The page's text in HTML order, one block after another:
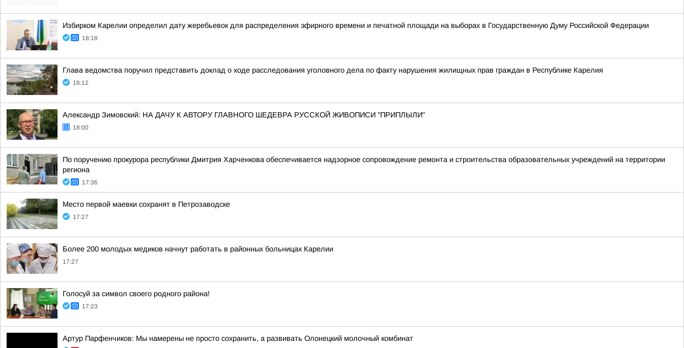
Избирком Карелии определил дату жеребьевок для распределения эфирного времени и печатной площади на выборах в Государственную Думу Российской Федерации
18:18
Глава ведомства поручил представить доклад о ходе расследования уголовного дела по факту нарушения жилищных прав граждан в Республике Карелия
18:12
Александр Зимовский: НА ДАЧУ К АВТОРУ ГЛАВНОГО ШЕДЕВРА РУССКОЙ ЖИВОПИСИ "ПРИПЛЫЛИ"
18:00
По поручению прокурора республики Дмитрия Харченкова обеспечивается надзорное сопровождение ремонта и строительства образовательных учреждений на территории
региона
17:36
Место первой маевки сохранят в Петрозаводске
17:27
Более 200 молодых медиков начнут работать в районных больницах Карелии
17:27
Голосуй за символ своего родного района!
17:23
Артур Парфенчиков: Мы намерены не просто сохранить, а развивать Олонецкий молочный комбинат